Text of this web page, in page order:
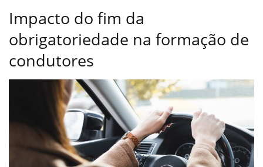
Impacto do fim da
obrigatoriedade na formação de
condutores